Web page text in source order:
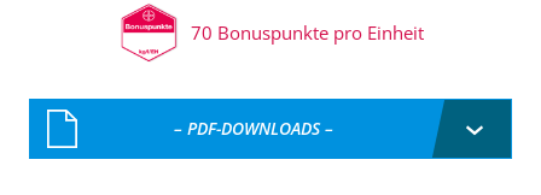
70 Bonuspunkte pro Einheit
– PDF-DOWNLOADS –